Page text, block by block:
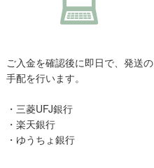
ご入金を確認後に即日で、発送の
手配を行います。
・三菱UFJ銀行
・楽天銀行
・ゆうちょ銀行